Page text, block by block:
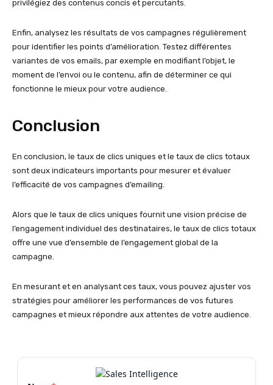
privilégiez des contenus concis et percutants.
Enfin, analysez les résultats de vos campagnes régulièrement
pour identifier les points d’amélioration. Testez différentes
variantes de vos emails, par exemple en modifiant l’objet, le
moment de l’envoi ou le contenu, afin de déterminer ce qui
fonctionne le mieux pour votre audience.
Conclusion
En conclusion, le taux de clics uniques et le taux de clics totaux
sont deux indicateurs importants pour mesurer et évaluer
l’efficacité de vos campagnes d’emailing.
Alors que le taux de clics uniques fournit une vision précise de
l’engagement individuel des destinataires, le taux de clics totaux
offre une vue d’ensemble de l’engagement global de la
campagne.
En mesurant et en analysant ces taux, vous pouvez ajuster vos
stratégies pour améliorer les performances de vos futures
campagnes et mieux répondre aux attentes de votre audience.